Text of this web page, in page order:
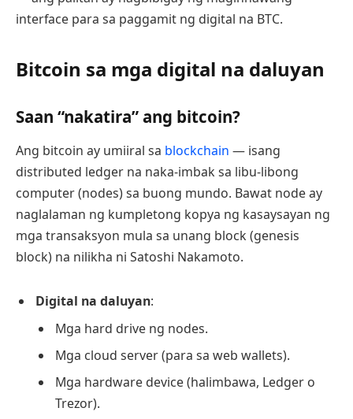
interface para sa paggamit ng digital na BTC.
Bitcoin sa mga digital na daluyan
Saan “nakatira” ang bitcoin?
Ang bitcoin ay umiiral sa blockchain — isang
distributed ledger na naka-imbak sa libu-libong
computer (nodes) sa buong mundo. Bawat node ay
naglalaman ng kumpletong kopya ng kasaysayan ng
mga transaksyon mula sa unang block (genesis
block) na nilikha ni Satoshi Nakamoto.
Digital na daluyan:
Mga hard drive ng nodes.
Mga cloud server (para sa web wallets).
Mga hardware device (halimbawa, Ledger o
Trezor).